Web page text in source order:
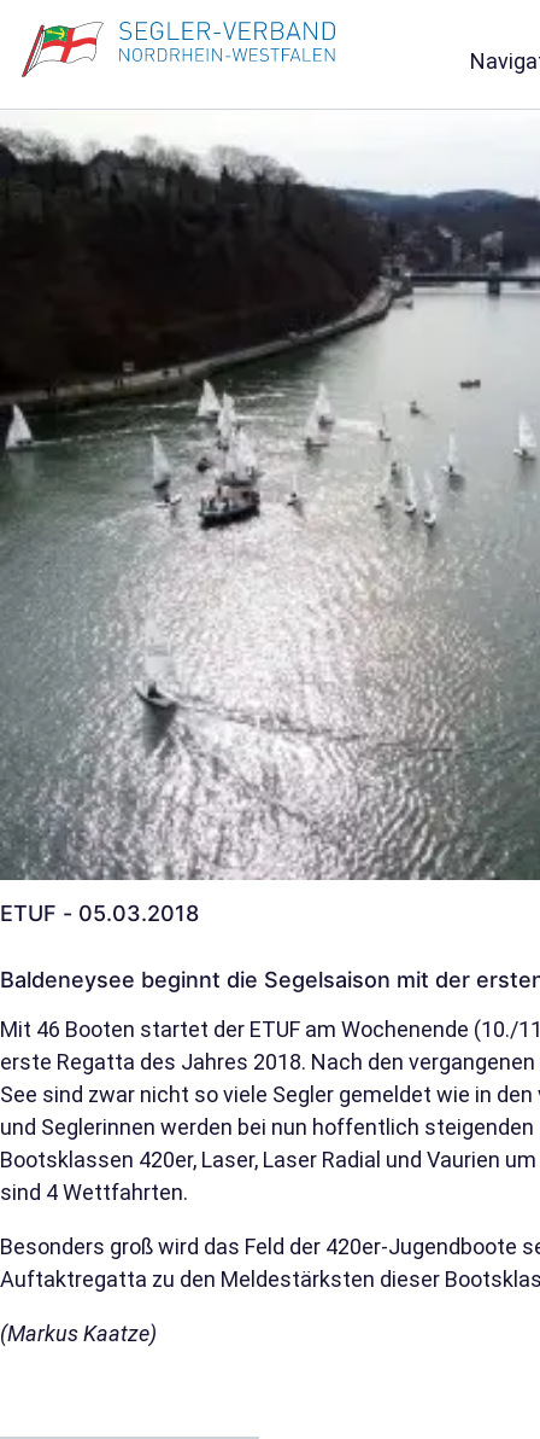
ETUF - 05.03.2018
Baldeneysee beginnt die Segelsaison mit der
Mit 46 Booten startet der ETUF am Wochenende (10./
erste Regatta des Jahres 2018. Nach den
See sind zwar nicht so viele Segler gemeldet wie in
und Seglerinnen werden bei nun hoffentlich
Bootsklassen 420er, Laser, Laser Radial und Vaurien
sind 4 Wettfahrten.
Besonders groß wird das Feld der 420er-Jugendboote
Auftaktregatta zu den Meldestärksten dieser
(Markus Kaatze)